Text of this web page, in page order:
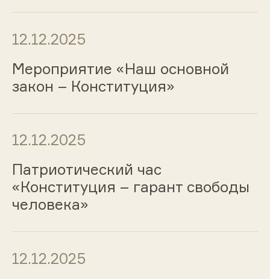
12.12.2025
Мероприятие «Наш основной
закон – Конституция»
12.12.2025
Патриотический час
«Конституция – гарант свободы
человека»
12.12.2025